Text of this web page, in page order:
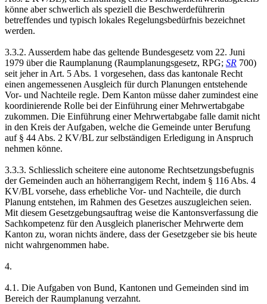
könne aber schwerlich als speziell die Beschwerdeführerin
betreffendes und typisch lokales Regelungsbedürfnis bezeichnet
werden.
3.3.2. Ausserdem habe das geltende Bundesgesetz vom 22. Juni
1979 über die Raumplanung (Raumplanungsgesetz, RPG; SR 700)
seit jeher in Art. 5 Abs. 1 vorgesehen, dass das kantonale Recht
einen angemessenen Ausgleich für durch Planungen entstehende
Vor- und Nachteile regle. Dem Kanton müsse daher zumindest eine
koordinierende Rolle bei der Einführung einer Mehrwertabgabe
zukommen. Die Einführung einer Mehrwertabgabe falle damit nicht
in den Kreis der Aufgaben, welche die Gemeinde unter Berufung
auf § 44 Abs. 2 KV/BL zur selbständigen Erledigung in Anspruch
nehmen könne.
3.3.3. Schliesslich scheitere eine autonome Rechtsetzungsbefugnis
der Gemeinden auch an höherrangigem Recht, indem § 116 Abs. 4
KV/BL vorsehe, dass erhebliche Vor- und Nachteile, die durch
Planung entstehen, im Rahmen des Gesetzes auszugleichen seien.
Mit diesem Gesetzgebungsauftrag weise die Kantonsverfassung die
Sachkompetenz für den Ausgleich planerischer Mehrwerte dem
Kanton zu, woran nichts ändere, dass der Gesetzgeber sie bis heute
nicht wahrgenommen habe.
4.
4.1. Die Aufgaben von Bund, Kantonen und Gemeinden sind im
Bereich der Raumplanung verzahnt.